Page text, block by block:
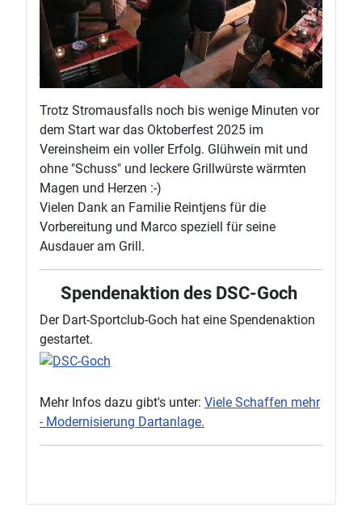
Trotz Stromausfalls noch bis wenige Minuten vor
dem Start war das Oktoberfest 2025 im
Vereinsheim ein voller Erfolg. Glühwein mit und
ohne "Schuss" und leckere Grillwürste wärmten
Magen und Herzen :-)
Vielen Dank an Familie Reintjens für die
Vorbereitung und Marco speziell für seine
Ausdauer am Grill.
Spendenaktion des DSC-Goch
Der Dart-Sportclub-Goch hat eine Spendenaktion
gestartet.
Mehr Infos dazu gibt's unter: Viele Schaffen mehr
- Modernisierung Dartanlage.